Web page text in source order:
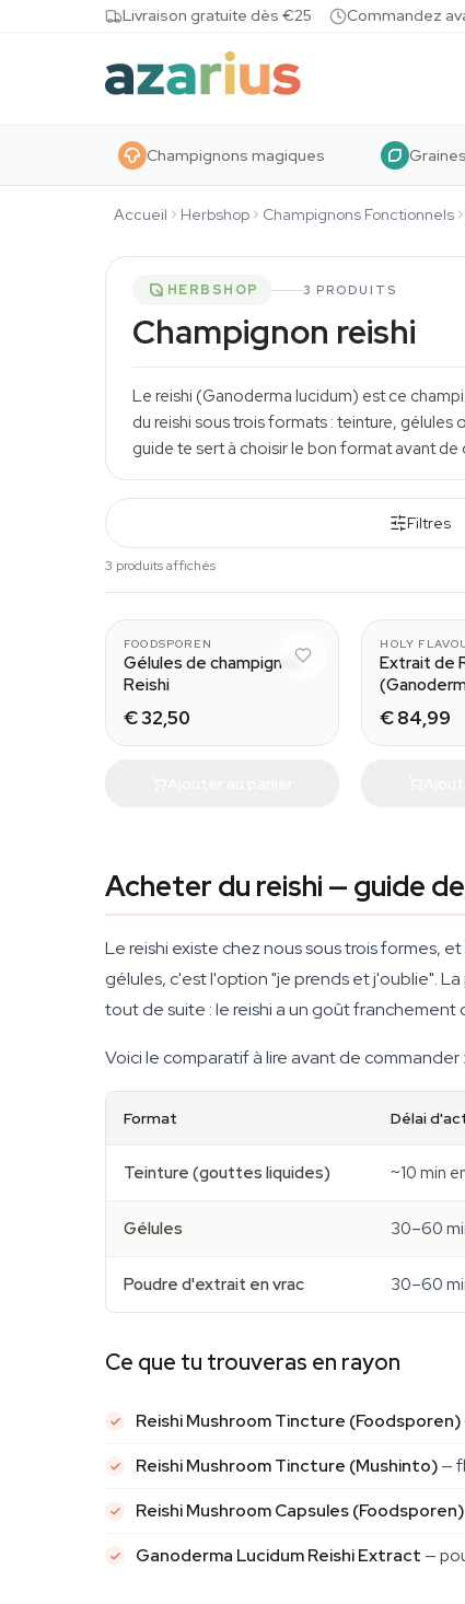
Skip to contentLivraison gratuite dès €25 Commandez
Champignons magiques
Accueil Herbshop Champignons Fonctionnels
HERBSHOP 3 PRODUITS
Champignon reishi
Le reishi (Ganoderma lucidum) est ce
du reishi sous trois formats : teinture,
guide te sert à choisir le bon format avant de
Filtres
3 produits affichés
FOODSPOREN
Gélules de champignon
Reishi
€ 32,50
HOLY
Extrait de
€ 84,99
Acheter du reishi — guide
Le reishi existe chez nous sous trois formes,
gélules, c'est l'option "je prends et j'oublie".
tout de suite : le reishi a un goût
Voici le comparatif à lire avant de commander :
Format Délai
Teinture (gouttes liquides) ~10 min
Gélules 30–60
Poudre d'extrait en vrac 30–60
Ce que tu trouveras en rayon
Reishi Mushroom Tincture (Foodsporen)
Reishi Mushroom Tincture (Mushinto)—
Reishi Mushroom Capsules (Foodsporen)
Ganoderma Lucidum Reishi Extract —